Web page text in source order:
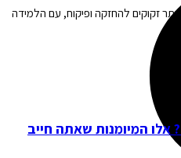
גם הגדולים יותר זקוקים להחזקה ופיקוח, עם הלמידה
אלו המיומנות שאתה חייב